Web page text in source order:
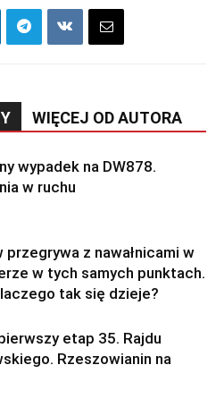
WIĘCEJ OD AUTORA
wypadek na DW878.
w ruchu
przegrywa z nawałnicami w
w tych samych punktach.
tak się dzieje?
etap 35. Rajdu
Rzeszowianin na